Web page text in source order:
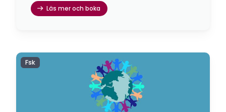
Läs mer och boka
Fsk